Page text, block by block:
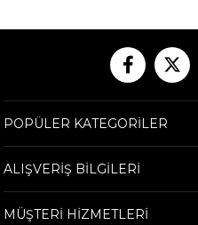
POPÜLER KATEGORİLER
ALIŞVERİŞ BİLGİLERİ
MÜŞTERİ HİZMETLERİ